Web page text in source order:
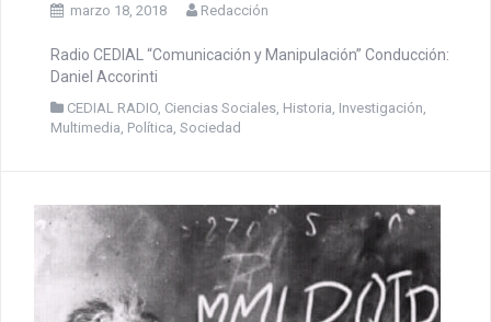
marzo 18, 2018 Redacción
Radio CEDIAL “Comunicación y Manipulación” Conducción:
Daniel Accorinti
CEDIAL RADIO Ciencias Sociales Historia Investigación
Multimedia Política Sociedad